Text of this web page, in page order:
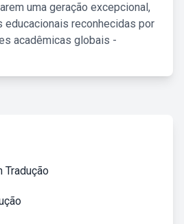
uma geração excepcional,
reconhecidas por
acadêmicas globais -
Tradução